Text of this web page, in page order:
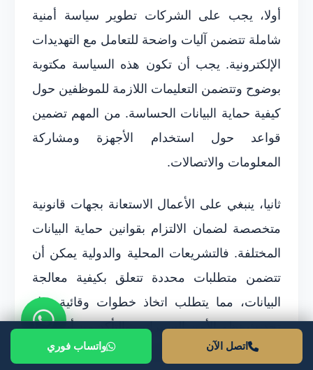
أولا، يجب على الشركات تطوير سياسة أمنية
شاملة تتضمن آليات واضحة للتعامل مع التهديدات
الإلكترونية. يجب أن تكون هذه السياسة مكتوبة
بوضوح وتتضمن التعليمات اللازمة للموظفين حول
كيفية حماية البيانات الحساسة. من المهم تضمين
قواعد حول استخدام الأجهزة ومشاركة
المعلومات والاتصالات.
ثانيا، ينبغي على الأعمال الاستعانة بجهات قانونية
متخصصة لضمان الالتزام بقوانين حماية البيانات
المختلفة. فالتشريعات المحلية والدولية يمكن أن
تتضمن متطلبات محددة تتعلق بكيفية معالجة
البيانات، مما يتطلب اتخاذ خطوات وقائية مثل
تحديث نظم الأمن السيبراني والتأكد من أن جميع
العمليات تتماشى مع القوانين السارية.
اتصل الآن واتساب فوري